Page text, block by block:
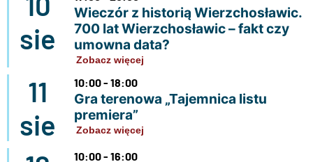
sie
Wieczór z historią Wierzchosławic.
700 lat Wierzchosławic – fakt czy
umowna data?
Zobacz więcej
11
sie
10:00 - 18:00
Gra terenowa „Tajemnica listu
premiera”
Zobacz więcej
10:00 - 16:00